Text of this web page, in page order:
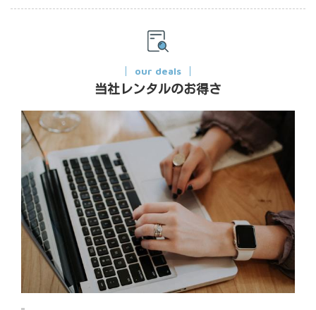
our deals
当社レンタルのお得さ